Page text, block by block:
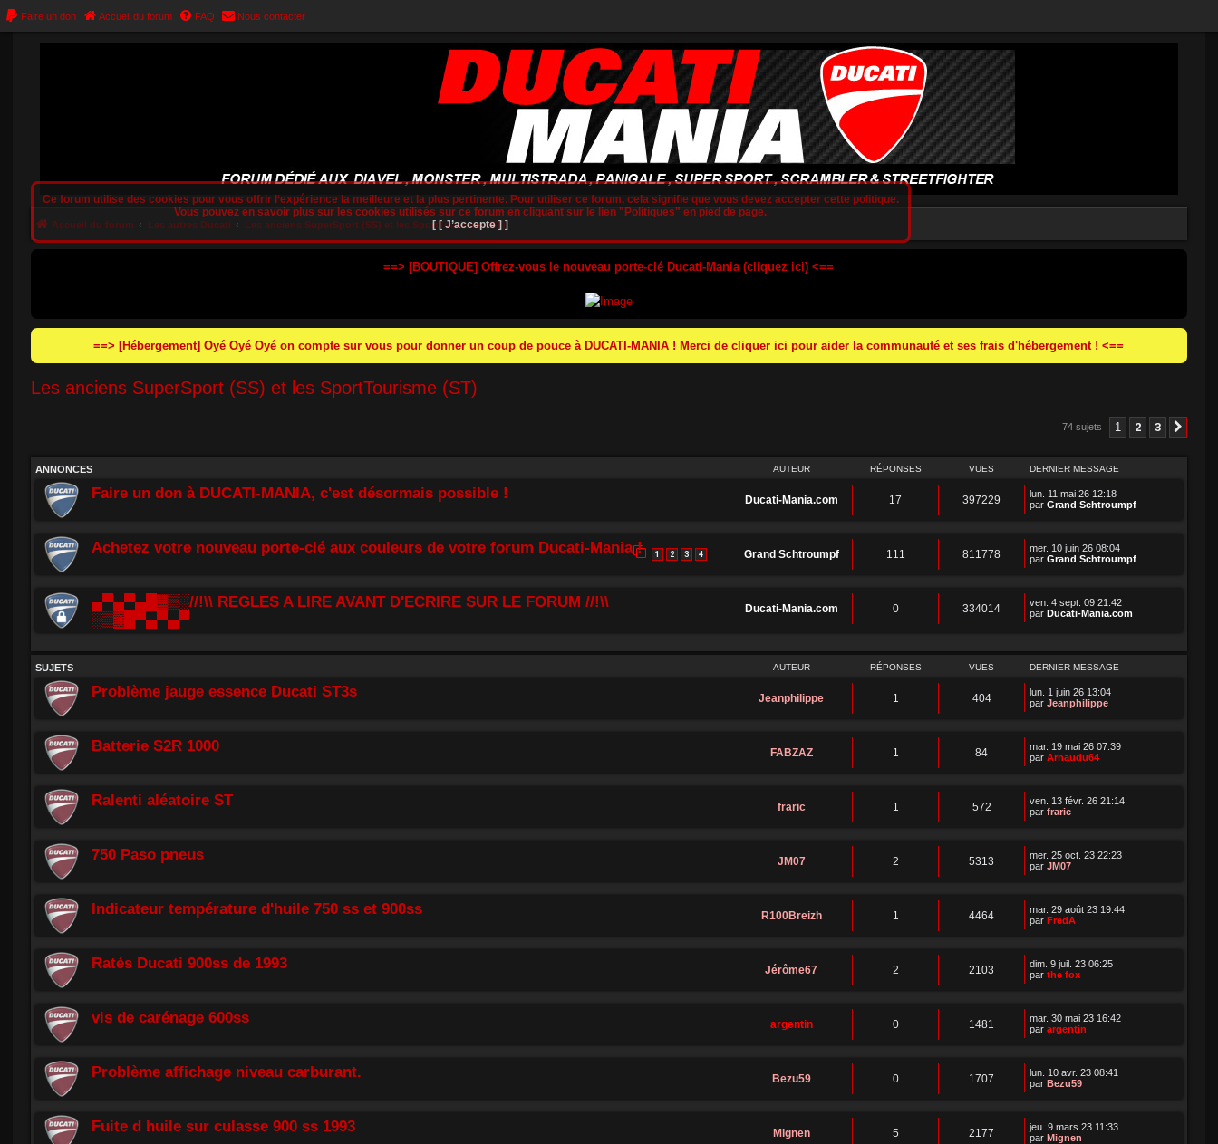
Faire un don Accueil du forum FAQ Nous contacter
Accueil du forum Les autres Ducati Les anciens SuperSport (SS) et les SportTourisme (ST)
==> [BOUTIQUE] Offrez-vous le nouveau porte-clé Ducati-Mania (cliquez ici) <==
==> [Hébergement] Oyé Oyé Oyé on compte sur vous pour donner un coup de pouce à DUCATI-MANIA ! Merci de cliquer ici pour aider la communauté et ses frais d'hébergement ! <==
Les anciens SuperSport (SS) et les SportTourisme (ST)
74 sujets 1 2 3
ANNONCES AUTEUR RÉPONSES VUES DERNIER MESSAGE
Faire un don à DUCATI-MANIA, c'est désormais possible ! Ducati-Mania.com 17 397229
lun. 11 mai 26 12:18
parGrand Schtroumpf
Achetez votre nouveau porte-clé aux couleurs de votre forum Ducati-Mania ! 1 2 3 4 Grand Schtroumpf 111 811778
mer. 10 juin 26 08:04
parGrand Schtroumpf
▄▀▄▀▄█▓▒░//!\\ REGLES A LIRE AVANT D'ECRIRE SUR LE FORUM //!\\
░▒▓█▀▄▀▄▀
Ducati-Mania.com 0 334014
ven. 4 sept. 09 21:42
parDucati-Mania.com
SUJETS AUTEUR RÉPONSES VUES DERNIER MESSAGE
Problème jauge essence Ducati ST3s Jeanphilippe 1 404
lun. 1 juin 26 13:04
parJeanphilippe
Batterie S2R 1000 FABZAZ 1 84
mar. 19 mai 26 07:39
parArnaudu64
Ralenti aléatoire ST fraric 1 572
ven. 13 févr. 26 21:14
parfraric
750 Paso pneus JM07 2 5313
mer. 25 oct. 23 22:23
parJM07
Indicateur température d'huile 750 ss et 900ss R100Breizh 1 4464
mar. 29 août 23 19:44
parFredA
Ratés Ducati 900ss de 1993 Jérôme67 2 2103
dim. 9 juil. 23 06:25
parthe fox
vis de carénage 600ss argentin 0 1481
mar. 30 mai 23 16:42
parargentin
Problème affichage niveau carburant. Bezu59 0 1707
lun. 10 avr. 23 08:41
parBezu59
Fuite d huile sur culasse 900 ss 1993 Mignen 5 2177
jeu. 9 mars 23 11:33
parMignen
Ce forum utilise des cookies pour vous offrir l‘expérience la meilleure et la plus pertinente. Pour utiliser ce forum, cela signifie que vous devez accepter cette politique.
Vous pouvez en savoir plus sur les cookies utilisés sur ce forum en cliquant sur le lien "Politiques" en pied de page.
[ [ J’accepte ] ]